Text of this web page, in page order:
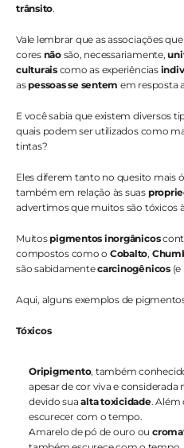
trânsito.
Vale lembrar que as associações
cores não são, necessariamente,
culturais como as experiências
as pessoas se sentem em resposta
E você sabia que existem diversos
quais podem ser utilizados como
tintas?
Eles diferem tanto no quesito mais
também em relação às suas
advertimos que muitos são tóxicos
Muitos pigmentos inorgânicos
compostos como o Cobalto,
são sabidamente carcinogênicos (e
Aqui, alguns exemplos de
Tóxicos
Oripigmento, também
apesar de cor viva e
devido sua alta toxicidade. Além
escurecer com o tempo.
Amarelo de pó de ouro ou